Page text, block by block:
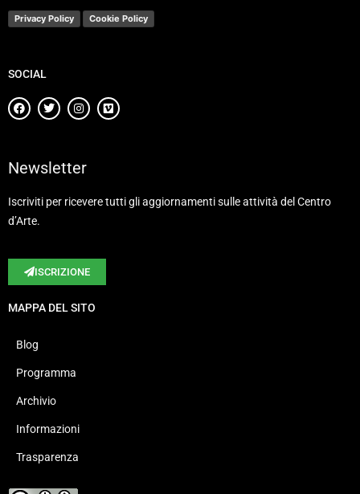
Privacy Policy Cookie Policy
SOCIAL
Newsletter
Iscriviti per ricevere tutti gli aggiornamenti sulle attività del Centro
d’Arte.
ISCRIZIONE
MAPPA DEL SITO
Blog
Programma
Archivio
Informazioni
Trasparenza